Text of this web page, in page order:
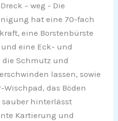
– weg - Die
hat eine 70-fach
eine Borstenbürste
eine Eck- und
die Schmutz und
lassen, sowie
das Böden
hinterlässt
Kartierung und